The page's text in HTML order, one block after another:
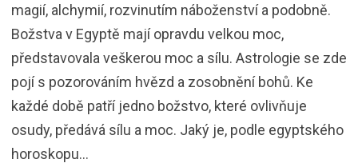
magií, alchymií, rozvinutím náboženství a podobně.
Božstva v Egyptě mají opravdu velkou moc,
představovala veškerou moc a sílu. Astrologie se zde
pojí s pozorováním hvězd a zosobnění bohů. Ke
každé době patří jedno božstvo, které ovlivňuje
osudy, předává sílu a moc. Jaký je, podle egyptského
horoskopu…